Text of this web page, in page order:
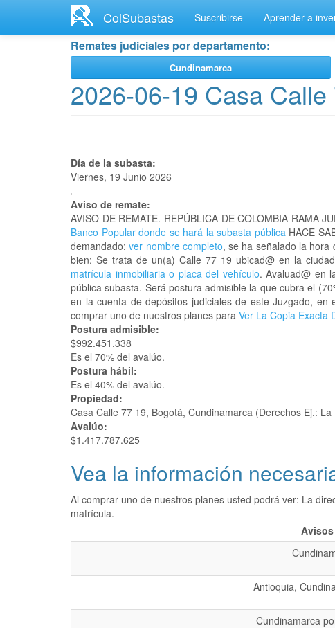
contenido
ColSubastas Suscribirse Aprender a
Remates judiciales por departamento:
Cundinamarca
2026-06-19 Casa
Día de la subasta:
Viernes, 19 Junio 2026
Aviso de remate:
AVISO DE REMATE. REPÚBLICA DE COLOMBIA RAMA
Banco Popular donde se hará la subasta públicaHACE
demandado:ver nombre completo, se ha señalado la
bien: Se trata de un(a) Calle 77 19 ubicad@ en la
matrícula inmobiliaria o placa del vehículo. Avaluad@ en
pública subasta. Será postura admisible la que cubra el
en la cuenta de depósitos judiciales de este Juzgado,
comprar uno de nuestros planes para Ver La Copia Exacta
Postura admisible:
$992.451.338
Es el 70% del avalúo.
Postura hábil:
Es el 40% del avalúo.
Propiedad:
Casa Calle 77 19, Bogotá, Cundinamarca (Derechos Ej.:
Avalúo:
$1.417.787.625
Vea la información
Al comprar uno de nuestros planes usted podrá ver: La
matrícula.
Avisos
Antioquia,
Cundinamarca